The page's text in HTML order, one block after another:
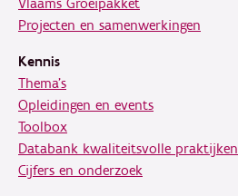
Vlaams Groeipakket
Projecten en samenwerkingen
Kennis
Thema's
Opleidingen en events
Toolbox
Databank kwaliteitsvolle praktijken
Cijfers en onderzoek